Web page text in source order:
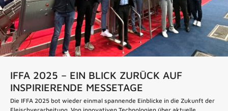
IFFA 2025 – EIN BLICK ZURÜCK AUF
INSPIRIERENDE MESSETAGE
Die IFFA 2025 bot wieder einmal spannende Einblicke in die Zukunft der